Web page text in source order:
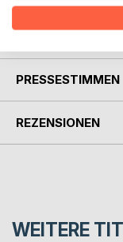
PRESSESTIMMEN
REZENSIONEN
WEITERE